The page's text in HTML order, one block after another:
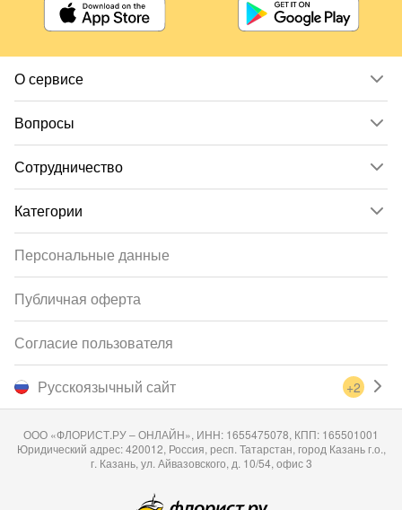
О сервисе
Вопросы
Сотрудничество
Категории
Русскоязычный сайт +2
Персональные данные
Публичная оферта
Согласие пользователя
ООО «ФЛОРИСТ.РУ – ОНЛАЙН», ИНН: 1655475078, КПП: 165501001
Юридический адрес: 420012, Россия, респ. Татарстан, город Казань г.о.,
г. Казань, ул. Айвазовского, д. 10/54, офис 3